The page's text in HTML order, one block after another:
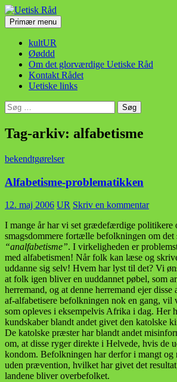
Hop
til
indhold
Uetisk Råd
SøgPrimær menu
kultUR
Øøddd
Om det glorværdige Uetiske Råd
Kontakt Rådet
Uetiske links
Søg
efter:
Tag-arkiv: alfabetisme
bekendtgørelser
Alfabetisme-problematikken
12. maj 2006 UR Skriv en kommentar
I mange år har vi set grædefærdige politikere
smagsdommere fortælle befolkningen om det
“analfabetisme”. I virkeligheden er
med alfabetismen! Når folk kan læse og
uddanne sig selv! Hvem har lyst til det? Vi
at folk igen bliver en uuddannet pøbel, som
herremand, og at denne herremand ejer
af-alfabetisere befolkningen nok en gang, vil
som opleves i eksempelvis Afrika i dag. Her
kundskaber blandt andet givet den katolske
De katolske præster har blandt andet
om, at disse ryger direkte i Helvede, hvis de
kondom. Befolkningen har derfor i mangt og
uden prævention, hvilket har givet det
landene bliver overbefolket.